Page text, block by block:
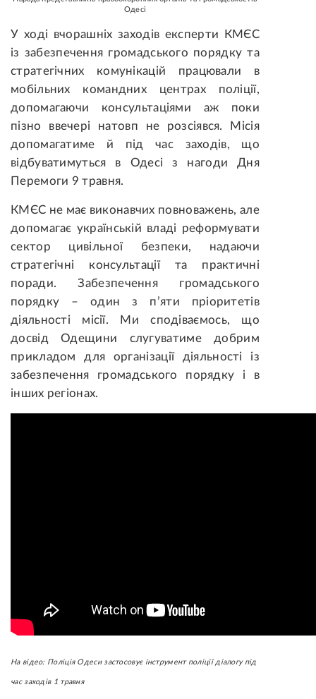
Одесі
У ході вчорашніх заходів експерти КМЄС
із забезпечення громадського порядку та
стратегічних комунікацій працювали в
мобільних командних центрах поліції,
допомагаючи консультаціями аж поки
пізно ввечері натовп не розсіявся. Місія
допомагатиме й під час заходів, що
відбуватимуться в Одесі з нагоди Дня
Перемоги 9 травня.
КМЄС не має виконавчих повноважень, але
допомагає українській владі реформувати
сектор цивільної безпеки, надаючи
стратегічні консультації та практичні
поради. Забезпечення громадського
порядку – один з п’яти пріоритетів
діяльності місії. Ми сподіваємось, що
досвід Одещини слугуватиме добрим
прикладом для організації діяльності із
забезпечення громадського порядку і в
інших регіонах.
На відео: Поліція Одеси застосовує інструмент поліції діалогу під
час заходів 1 травня